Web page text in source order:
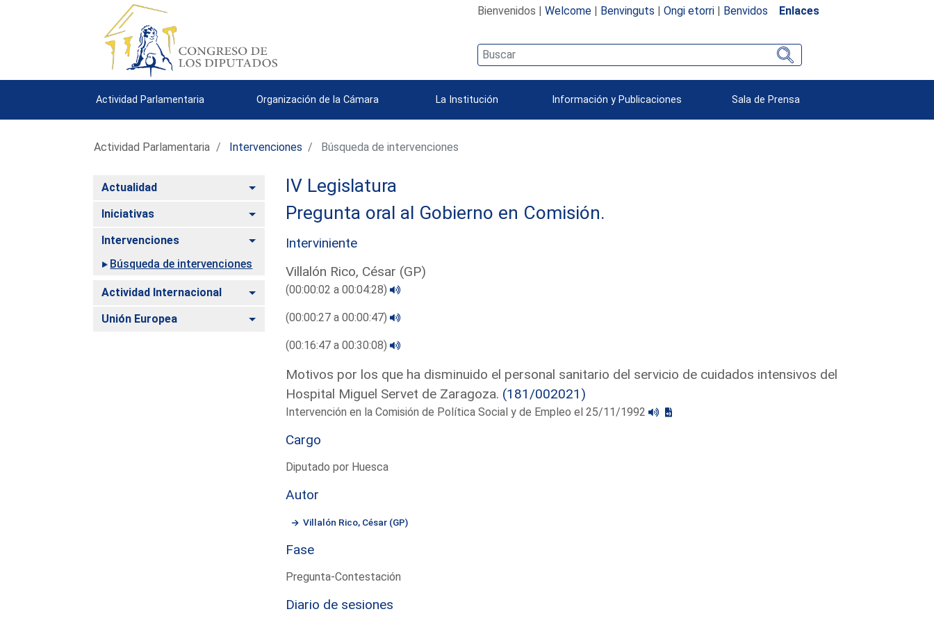
Bienvenidos | Welcome| Benvinguts | Ongi etorri| Benvidos Enlaces
Actividad Parlamentaria Organización de la Cámara La Institución Información y Publicaciones Sala de Prensa
Actividad Parlamentaria Intervenciones Búsqueda de intervenciones
Actualidad Alternar
Iniciativas Alternar
Intervenciones
Alternar
Búsqueda de intervenciones
Actividad Internacional Alternar
Unión Europea Alternar
IV Legislatura
Pregunta oral al Gobierno en Comisión.
Interviniente
Villalón Rico, César (GP)
(00:00:02 a 00:04:28)
(00:00:27 a 00:00:47)
(00:16:47 a 00:30:08)
Motivos por los que ha disminuido el personal sanitario del servicio de cuidados intensivos del
Hospital Miguel Servet de Zaragoza. (181/002021)
Intervención en la Comisión de Política Social y de Empleo el 25/11/1992
Cargo
Diputado por Huesca
Autor
Villalón Rico, César (GP)
Fase
Pregunta-Contestación
Diario de sesiones